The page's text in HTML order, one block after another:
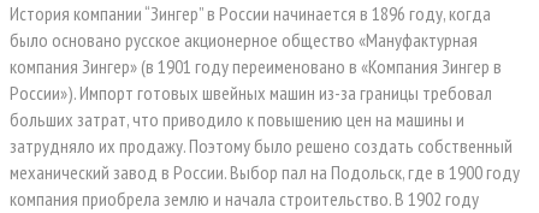
История компании “Зингер” в России начинается в 1896 году, когда
было основано русское акционерное общество «Мануфактурная
компания Зингер» (в 1901 году переименовано в «Компания Зингер в
России»). Импорт готовых швейных машин из-за границы требовал
больших затрат, что приводило к повышению цен на машины и
затрудняло их продажу. Поэтому было решено создать собственный
механический завод в России. Выбор пал на Подольск, где в 1900 году
компания приобрела землю и начала строительство. В 1902 году